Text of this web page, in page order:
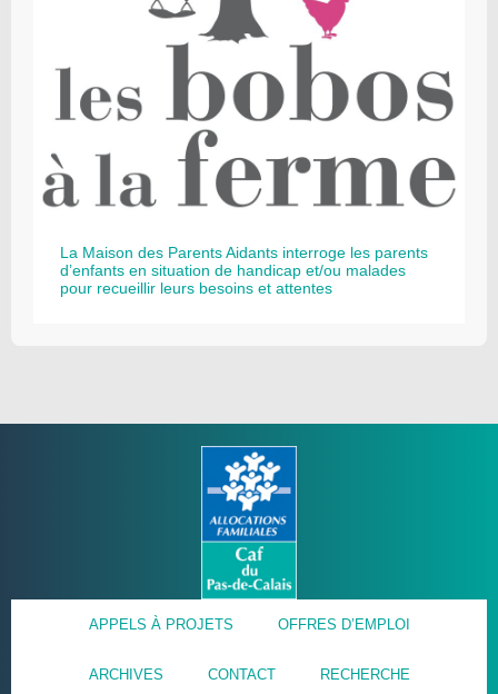
La Maison des Parents Aidants interroge les parents
d’enfants en situation de handicap et/ou malades
pour recueillir leurs besoins et attentes
APPELS À PROJETS OFFRES D’EMPLOI
ARCHIVES CONTACT RECHERCHE